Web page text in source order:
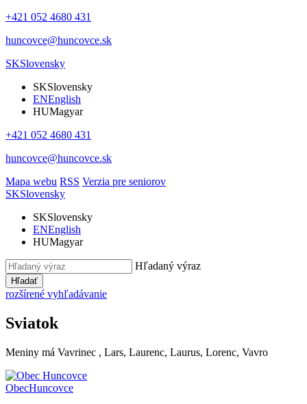
+421 052 4680 431
huncovce@huncovce.sk
SKSlovensky
SKSlovensky
ENEnglish
HUMagyar
+421 052 4680 431
huncovce@huncovce.sk
Mapa webu RSS Verzia pre seniorov
SKSlovensky
SKSlovensky
ENEnglish
HUMagyar
Hľadaný výraz
Hľadať
rozšírené vyhľadávanie
Sviatok
Meniny má Vavrinec , Lars, Laurenc, Laurus, Lorenc, Vavro
ObecHuncovce